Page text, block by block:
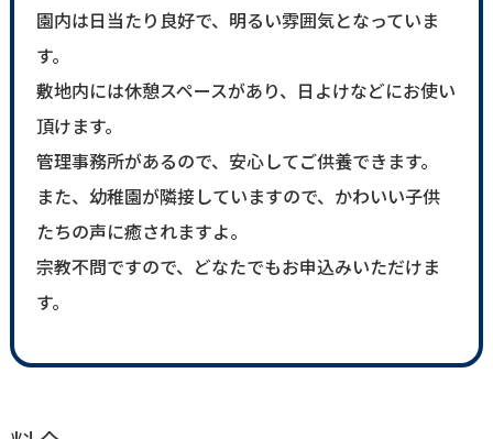
園内は日当たり良好で、明るい雰囲気となっていま
す。
敷地内には休憩スペースがあり、日よけなどにお使い
頂けます。
管理事務所があるので、安心してご供養できます。
また、幼稚園が隣接していますので、かわいい子供
たちの声に癒されますよ。
宗教不問ですので、どなたでもお申込みいただけま
す。